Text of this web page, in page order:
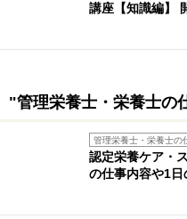
講座【知識編】
"管理栄養士・栄養士の
管理栄養士・栄養士の
認定栄養ケア・
の仕事内容や1日